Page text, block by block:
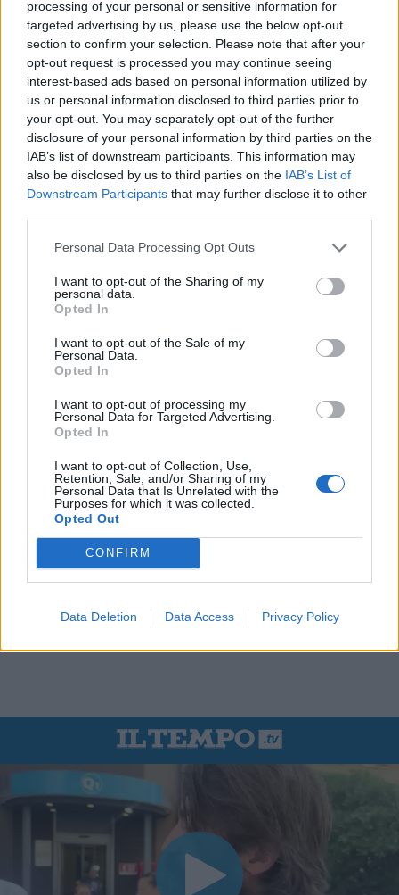
processing of your personal or sensitive information for
targeted advertising by us, please use the below opt-out
section to confirm your selection. Please note that after your
opt-out request is processed you may continue seeing
interest-based ads based on personal information utilized by
us or personal information disclosed to third parties prior to
your opt-out. You may separately opt-out of the further
disclosure of your personal information by third parties on the
IAB’s list of downstream participants. This information may
also be disclosed by us to third parties on the IAB’s List of
Downstream Participants that may further disclose it to other
Personal Data Processing Opt Outs
I want to opt-out of the Sharing of my
personal data.
Opted In
I want to opt-out of the Sale of my
Personal Data.
Opted In
I want to opt-out of processing my
Personal Data for Targeted Advertising.
Opted In
I want to opt-out of Collection, Use,
Retention, Sale, and/or Sharing of my
Personal Data that Is Unrelated with the
Purposes for which it was collected.
Opted Out
CONFIRM
Data Deletion Data Access Privacy Policy